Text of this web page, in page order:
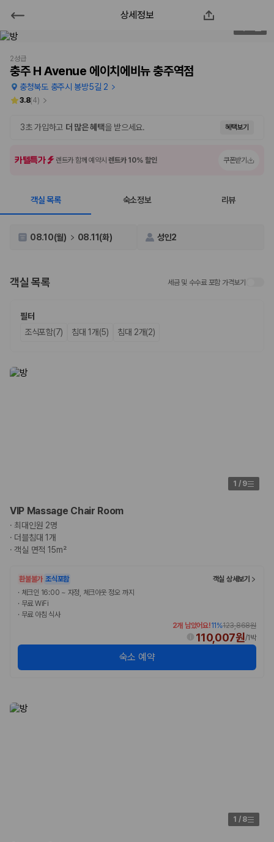
충주 H Avenue 에이치에비뉴 충주
역점
2000만 이용고객이 선택한 제주 렌트카 가격비교 플랫폼
화면에서 비교해 사용자가 자신의 일정과 예산에 맞는 차량을 선택할 수 있
도록 돕습니다.
업체별 가격비교:
을 비교합니다.
차종별 최저가 비교:경차, 소형, 준중형, 중형, SUV, 승합차 등 여행
도를 비교합니다.
제주공항 인수 조건 비교:
제주렌트카 최저가는 차량 기본요금만으로 판단하기 어렵습니다. 보험 포
함 여부, 면책금, 보상 한도, 옵션 비용, 취소 수수료를 함께 확인해야 실제
로 저렴한 차량을 고를 수 있습니다.
2. 보험 조건은 가격만큼 중요합니다
완전자차와 슈퍼자차는 업체별 보장 범위가 다를 수 있습니다. 카모아에서
는 제주 렌트카 가격과 함께 보험 조건을 비교해 여행 스타일에 맞는 보장
수준을 선택할 수 있습니다.
3. 제주공항 접근성과 셔틀 조건을 함께 확인하세요
제주 렌트카는 차량 인수 위치와 셔틀 편의성에 따라 실제 이용 만족도가
달라집니다. 공항에서 렌트카 사무실까지의 이동 조건을 가격과 함께 비교
하는 것이 좋습니다.
제주도 렌트카 차종별 가격비교
상세정보
2성급
충주 H Avenue 에이치에비뉴 충주역점
충청북도 충주시 봉방5길 2
3.8(4)
3초 가입하고 더 많은 혜택을 받으세요. 혜택보기
카텔특가 렌트카 함께 예약시렌트카 10% 할인 쿠폰받기
객실 목록 숙소정보 리뷰
08.10(월) 08.11(화) 성인2
객실 목록 세금 및 수수료 포함 가격보기
필터
조식포함(7)
침대 1개(5) 침대 2개(2)
1 / 9
VIP Massage Chair Room
· 최대인원 2명
· 더블침대 1개
·객실 면적 15m²
환불불가 조식포함
객실 상세보기
· 체크인 16:00 ~ 자정, 체크아웃 정오 까지
· 무료 WiFi
· 무료 아침 식사
2개 남았어요!11%123,868원
110,007원/1박
숙소 예약
1 / 8